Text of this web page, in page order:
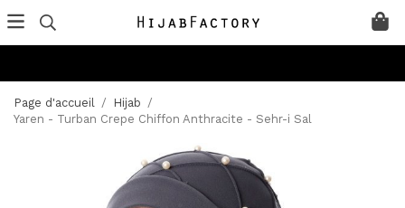
Page d'accueil / Hijab /
Yaren - Turban Crepe Chiffon Anthracite - Sehr-i Sal